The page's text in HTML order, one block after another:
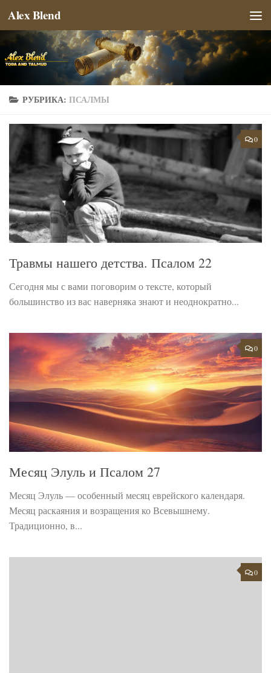
Перейти к содержимому
Alex Blend
РУБРИКА: ПСАЛМЫ
0
Травмы нашего детства. Псалом 22
Сегодня мы с вами поговорим о тексте, который
большинство из вас наверняка знают и неоднократно...
0
Месяц Элуль и Псалом 27
Месяц Элуль — особенный месяц еврейского календаря.
Месяц раскаяния и возращения ко Всевышнему.
Традиционно, в...
0